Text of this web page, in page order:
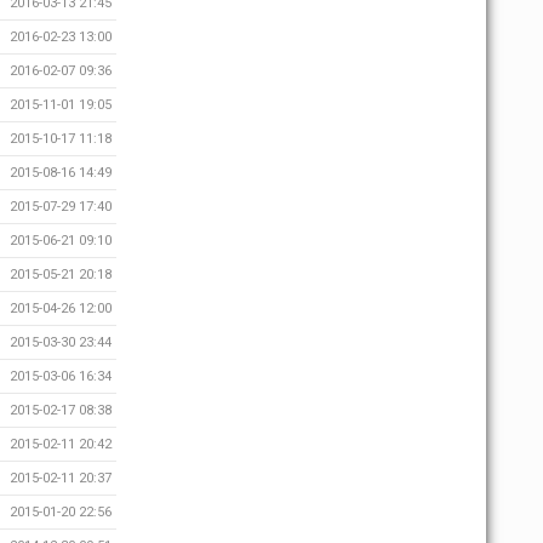
2016-03-13 21:45
2016-02-23 13:00
2016-02-07 09:36
2015-11-01 19:05
2015-10-17 11:18
2015-08-16 14:49
2015-07-29 17:40
2015-06-21 09:10
2015-05-21 20:18
2015-04-26 12:00
2015-03-30 23:44
2015-03-06 16:34
2015-02-17 08:38
2015-02-11 20:42
2015-02-11 20:37
2015-01-20 22:56